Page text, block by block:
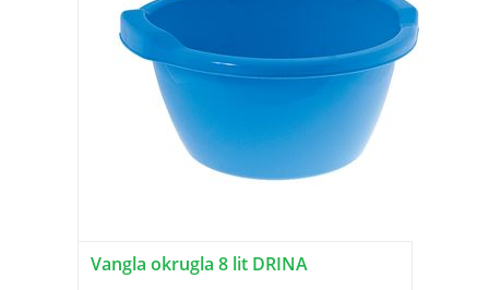
Vangla okrugla 8 lit DRINA